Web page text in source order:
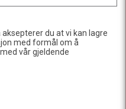
du at vi kan lagre
med formål om å
vår gjeldende